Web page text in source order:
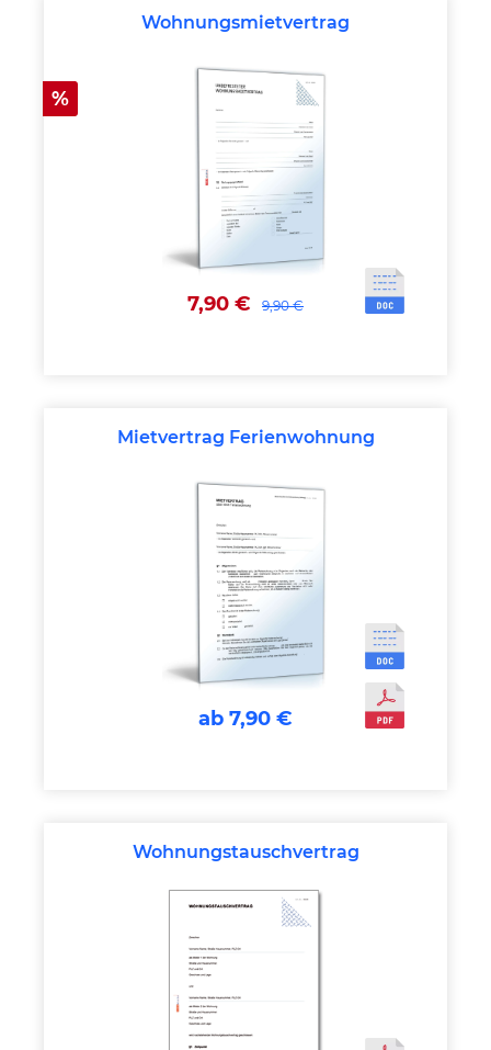
Rabatt
%
Wohnungsmietvertrag
7,90 € 9,90 €
Mietvertrag Ferienwohnung
ab 7,90 €
Wohnungstauschvertrag